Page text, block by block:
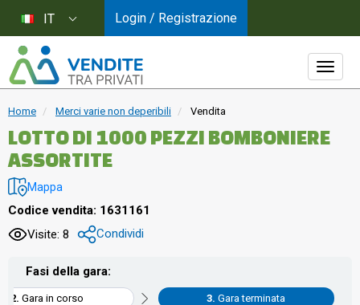
Home Merci varie non deperibili Vendita
LOTTO DI 1000 PEZZI BOMBONIERE
ASSORTITE
Mappa
Codice vendita: 1631161
Visite: 8
Condividi
Fasi della gara:
Gara in corso Gara terminata
IT Login / Registrazione